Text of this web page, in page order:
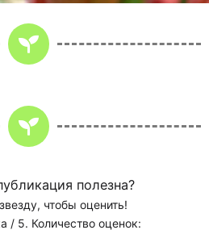
и красотой цветения.
пользуются заслуженной
богатому цветению и
Они способны украсить
цветовыми
делятся на категории, в
полезна?
чтобы оценить!
/ 5. Количество оценок: